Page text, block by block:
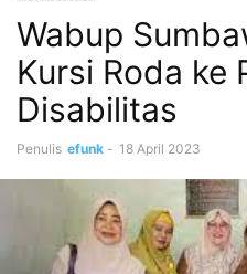
Wabup
Kursi Roda ke
Disabilitas
Penulis efunk - 18 April 2023